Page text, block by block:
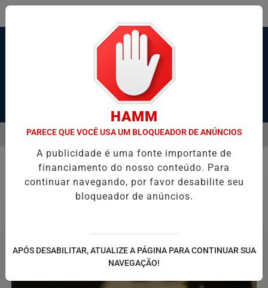
Pesquisar Notícia
DE BALSAS E NAVEGAÇÃO NO PORTO DE SANTOS; VÍDEO
EM ALTA
MENU
Polícia
HAMM
PARECE QUE VOCÊ USA UM BLOQUEADOR DE ANÚNCIOS
A publicidade é uma fonte importante de
financiamento do nosso conteúdo. Para
continuar navegando, por favor desabilite seu
bloqueador de anúncios.
APÓS DESABILITAR, ATUALIZE A PÁGINA PARA CONTINUAR SUA
NAVEGAÇÃO!